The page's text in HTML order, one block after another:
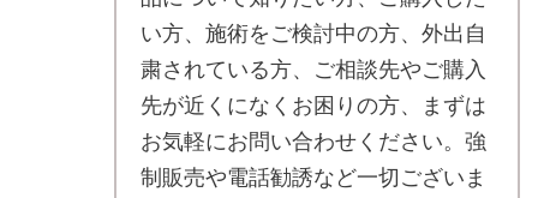
い方、施術をご検討中の方、外出自
粛されている方、ご相談先やご購入
先が近くになくお困りの方、まずは
お気軽にお問い合わせください。強
制販売や電話勧誘など一切ございま